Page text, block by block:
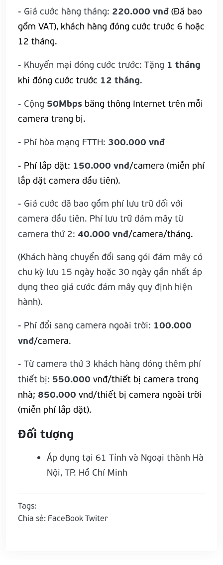
- Giá cước hàng tháng: 220.000 vnđ (Đã bao
gồm VAT), khách hàng đóng cước trước 6 hoặc
12 tháng.
- Khuyến mại đóng cước trước: Tặng 1 tháng
khi đóng cước trước 12 tháng.
- Cộng 50Mbps băng thông Internet trên mỗi
camera trang bị.
- Phí hòa mạng FTTH: 300.000 vnđ
- Phí lắp đặt: 150.000 vnđ/camera (miễn phí
lắp đặt camera đầu tiên).
- Giá cước đã bao gồm phí lưu trữ đối với
camera đầu tiên. Phí lưu trữ đám mây từ
camera thứ 2: 40.000 vnđ/camera/tháng.
(Khách hàng chuyển đổi sang gói đám mây có
chu kỳ lưu 15 ngày hoặc 30 ngày gần nhất áp
dụng theo giá cước đám mây quy định hiện
hành).
- Phí đổi sang camera ngoài trời: 100.000
vnđ/camera.
- Từ camera thứ 3 khách hàng đóng thêm phí
thiết bị: 550.000 vnđ/thiết bị camera trong
nhà; 850.000 vnđ/thiết bị camera ngoài trời
(miễn phí lắp đặt).
Đối tượng
Áp dụng tại 61 Tỉnh và Ngoại thành Hà
Nội, TP. Hồ Chí Minh
Tags:
Chia sẻ: FaceBook Twiter